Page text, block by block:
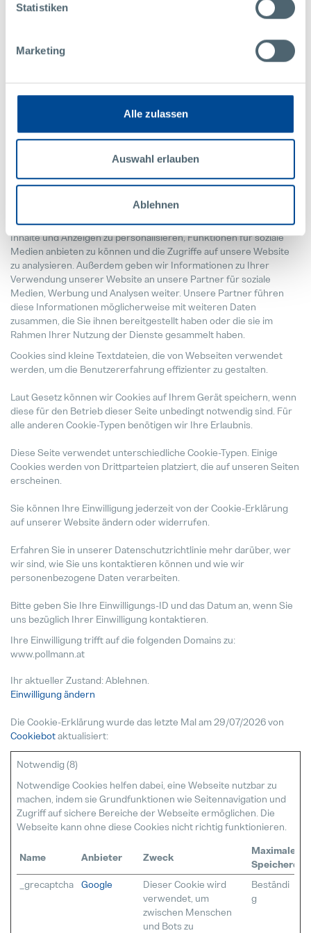
Statistiken
Marketing
Alle zulassen
Auswahl erlauben
Ablehnen
1030 Wien
Raabser Str. 1 / 3822 Karlstein / Austria /office@pollmann.at/ Tel.:
Diese Webseite verwendet Cookies. Wir verwenden Cookies, um
Inhalte und Anzeigen zu personalisieren, Funktionen für soziale
Medien anbieten zu können und die Zugriffe auf unsere Website
zu analysieren. Außerdem geben wir Informationen zu Ihrer
Verwendung unserer Website an unsere Partner für soziale
Medien, Werbung und Analysen weiter. Unsere Partner führen
diese Informationen möglicherweise mit weiteren Daten
zusammen, die Sie ihnen bereitgestellt haben oder die sie im
Rahmen Ihrer Nutzung der Dienste gesammelt haben.
Cookies sind kleine Textdateien, die von Webseiten verwendet
werden, um die Benutzererfahrung effizienter zu gestalten.
Laut Gesetz können wir Cookies auf Ihrem Gerät speichern, wenn
diese für den Betrieb dieser Seite unbedingt notwendig sind. Für
alle anderen Cookie-Typen benötigen wir Ihre Erlaubnis.
Diese Seite verwendet unterschiedliche Cookie-Typen. Einige
Cookies werden von Drittparteien platziert, die auf unseren Seiten
erscheinen.
Sie können Ihre Einwilligung jederzeit von der Cookie-Erklärung
auf unserer Website ändern oder widerrufen.
Erfahren Sie in unserer Datenschutzrichtlinie mehr darüber, wer
wir sind, wie Sie uns kontaktieren können und wie wir
personenbezogene Daten verarbeiten.
Bitte geben Sie Ihre Einwilligungs-ID und das Datum an, wenn Sie
uns bezüglich Ihrer Einwilligung kontaktieren.
Ihre Einwilligung trifft auf die folgenden Domains zu:
www.pollmann.at
Ihr aktueller Zustand: Ablehnen.
Einwilligung ändern
Die Cookie-Erklärung wurde das letzte Mal am 29/07/2026 von
Cookiebotaktualisiert:
Notwendig (8)
Notwendige Cookies helfen dabei, eine Webseite nutzbar zu
machen, indem sie Grundfunktionen wie Seitennavigation und
Zugriff auf sichere Bereiche der Webseite ermöglichen. Die
Webseite kann ohne diese Cookies nicht richtig funktionieren.
Name Anbieter Zweck
Maximale
_grecaptcha Google
Dieser Cookie wird
verwendet, um
zwischen Menschen
und Bots zu
Beständi
g